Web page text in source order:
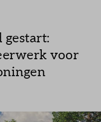
gestart:
voor